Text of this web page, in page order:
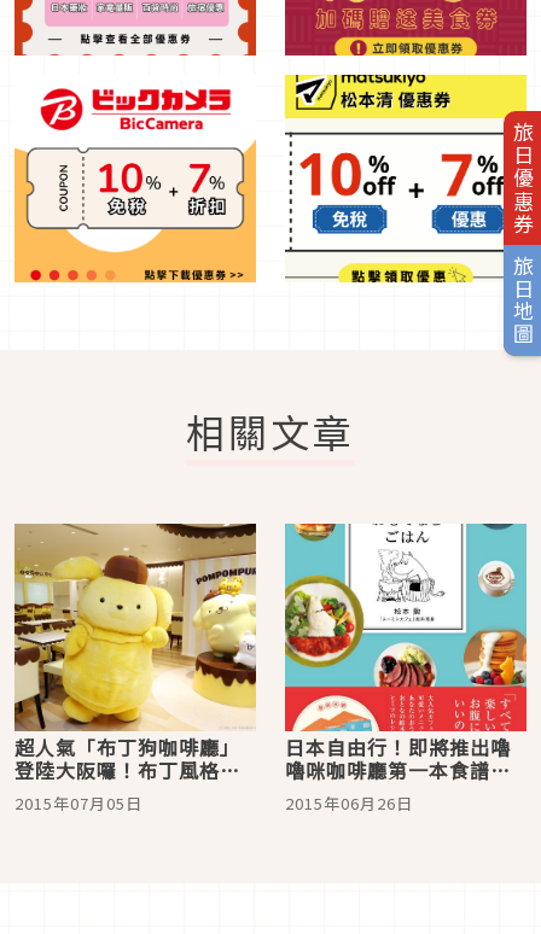
旅日優惠券
旅日地圖
相關文章
超人氣「布丁狗咖啡廳」
登陸大阪囉！布丁風格的
章魚燒＆大阪燒超可愛♪
2015年07月05日
日本自由行！即將推出嚕
嚕咪咖啡廳第一本食譜書
「嚕嚕咪咖啡廳獨家料
理」♪
2015年06月26日